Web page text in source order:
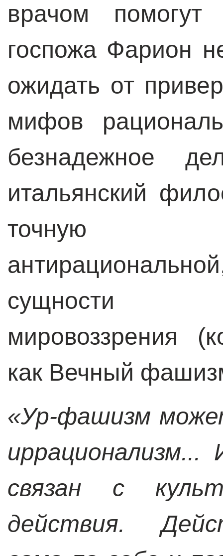
врачом помогут
госпожа Фарион
ожидать от
мифов
безнадежное
итальянский
точную
сущности
мировоззрения
как Вечный
«Ур-фашизм
иррационализм...
связан с
действия.